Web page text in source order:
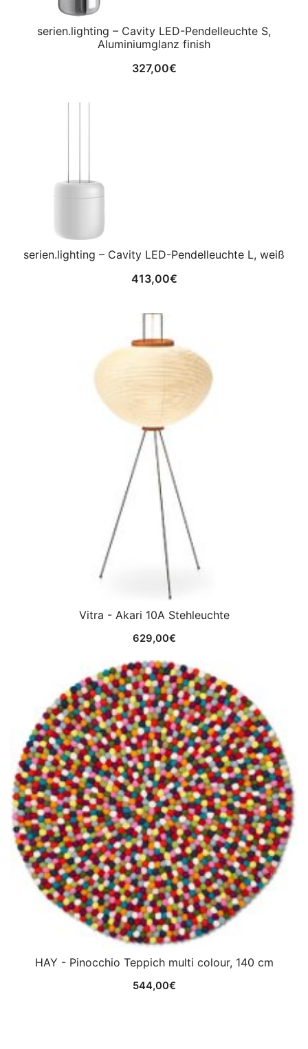
serien.lighting – Cavity LED-Pendelleuchte S,
Aluminiumglanz finish
327,00€
serien.lighting – Cavity LED-Pendelleuchte L, weiß
413,00€
Vitra - Akari 10A Stehleuchte
629,00€
HAY - Pinocchio Teppich multi colour, 140 cm
544,00€